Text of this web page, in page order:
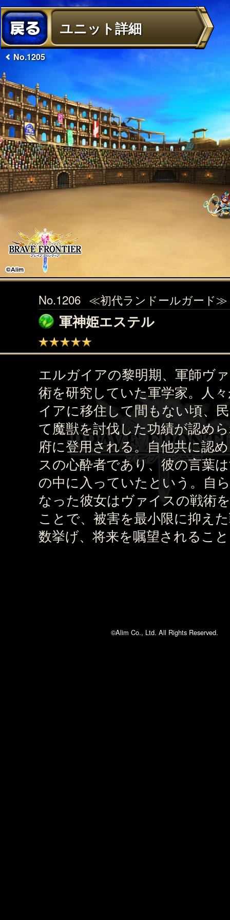
ユニット詳細
No.1205
No.1206 ≪初代ランドールガード≫
軍神姫エステル
エルガイアの黎明期、軍師ヴ
術を研究していた軍学家。人
イアに移住して間もない頃、
て魔獣を討伐した功績が認め
府に登用される。自他共に認
スの心酔者であり、彼の言葉
の中に入っていたという。自
なった彼女はヴァイスの戦術
ことで、被害を最小限に抑え
数挙げ、将来を嘱望されるこ
©Alim Co., Ltd. All Rights Reserved.